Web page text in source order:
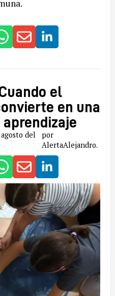
el
en una
del
por
AlertaAlejandro.